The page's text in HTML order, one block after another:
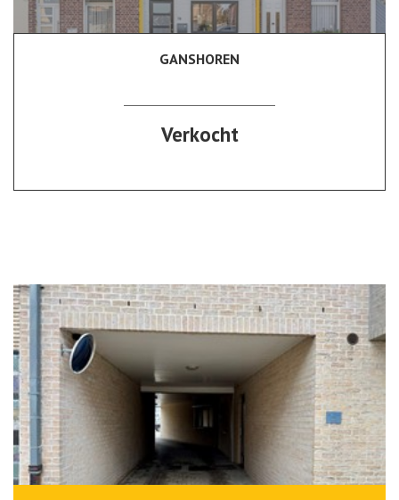
100 m² 2
GANSHOREN
Verkocht